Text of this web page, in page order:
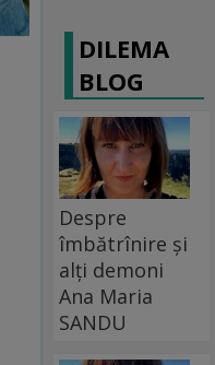
DILEMA
BLOG
Despre
îmbătrînire și
alți demoni
Ana Maria
SANDU